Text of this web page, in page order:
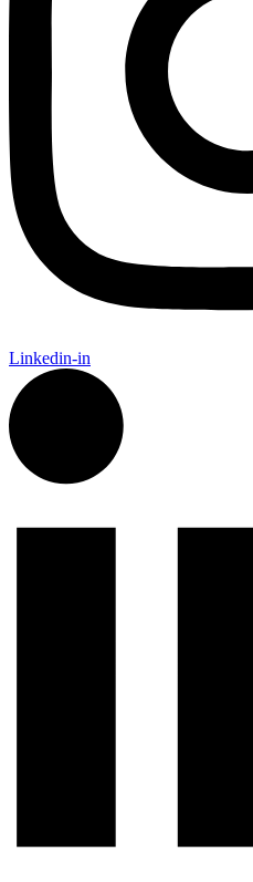
Linkedin-in